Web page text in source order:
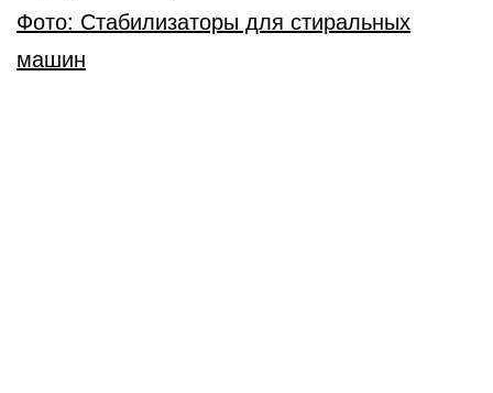
Фото: Стабилизаторы для стиральных
машин